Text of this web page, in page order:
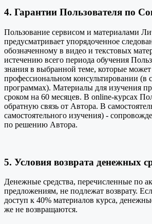
4. Гарантии Пользователя по
Пользование сервисом и материалами
предусматривает упорядоченное
обозначенному в видео и текстовых
истечению всего периода обучения
знания в выбранной теме, которые
профессиональном консультировании (в
программах). Материалы для изучения
сроком на 60 месяцев. В online-курсах
обратную связь от Автора. В
самостоятельного изучения) -
по решению Автора.
5. Условия возврата денежных
Денежные средства, перечисленные по
предложениям, не подлежат возврату.
доступ к 40% материалов курса,
же не возвращаются.